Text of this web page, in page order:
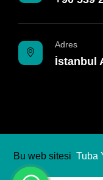
Adres
İstanbul
Bu web sitesi Tuba